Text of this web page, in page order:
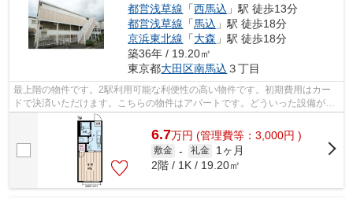
都営浅草線 「西馬込 」駅 徒歩13分
都営浅草線 「馬込 」駅 徒歩18分
京浜東北線 「大森 」駅 徒歩18分
築36年 / 19.20㎡
東京都大田区南馬込 ３丁目
最上階の物件です。2駅利用可能な利便性の高い物件です。初期費用はカー
ドで決済いただけます。こちらの物件はアパートです。どういった設備が必
要で、どういった条件を望んでいるのか...
6.7万円 (管理費等：3,000円 )
敷金 - 礼金
1ヶ月
2階 / 1K / 19.20㎡